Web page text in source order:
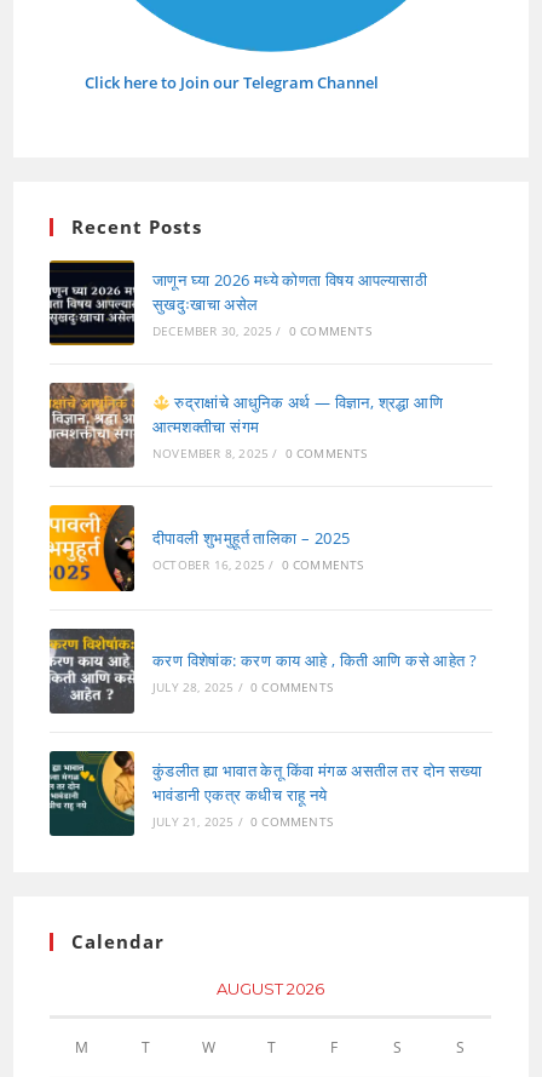
Click here to Join our Telegram Channel
Recent Posts
जाणून घ्या 2026 मध्ये कोणता विषय आपल्यासाठी
सुखदुःखाचा असेल
DECEMBER 30, 2025 / 0 COMMENTS
रुद्राक्षांचे आधुनिक अर्थ — विज्ञान, श्रद्धा आणि
आत्मशक्तीचा संगम
NOVEMBER 8, 2025 / 0 COMMENTS
दीपावली शुभमुहूर्त तालिका – 2025
OCTOBER 16, 2025 / 0 COMMENTS
करण विशेषांक: करण काय आहे , किती आणि कसे आहेत ?
JULY 28, 2025 / 0 COMMENTS
कुंडलीत ह्या भावात केतू किंवा मंगळ असतील तर दोन सख्या
भावंडानी एकत्र कधीच राहू नये
JULY 21, 2025 / 0 COMMENTS
Calendar
AUGUST 2026
M T W T F S S